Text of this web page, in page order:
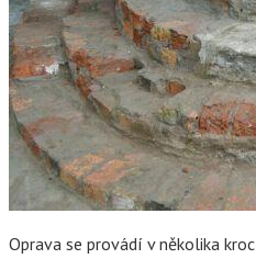
Oprava se provádí v několika